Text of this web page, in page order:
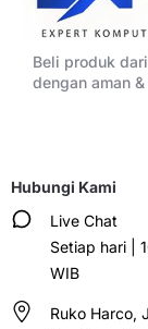
Beli produk
dengan aman
Hubungi Kami
Live Chat
Setiap hari |
WIB
Ruko Harco,